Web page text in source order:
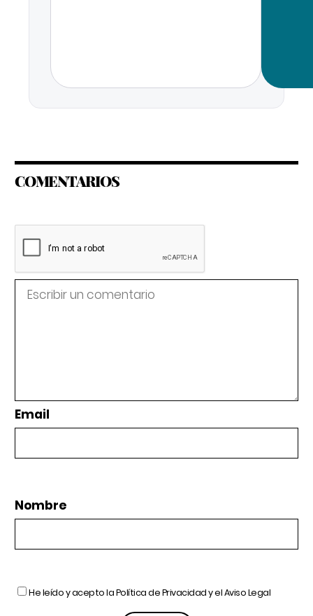
COMENTARIOS
Email
Nombre
He leído y acepto laPolítica de Privacidady elAviso Legal